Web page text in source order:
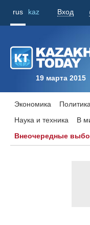
rus kaz Вход
19 марта 2015
Экономика Политика
Наука и техника
В
Внеочередные